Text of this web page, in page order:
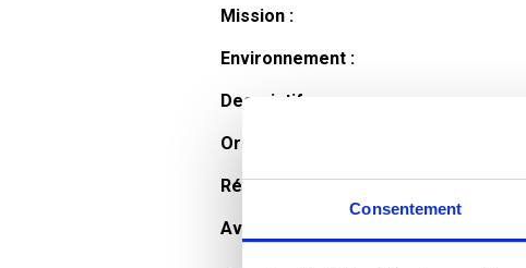
Consentement
Mission :
Environnement :
Descriptif :
Organisation et horaires :
Rémunération :
Avantages :